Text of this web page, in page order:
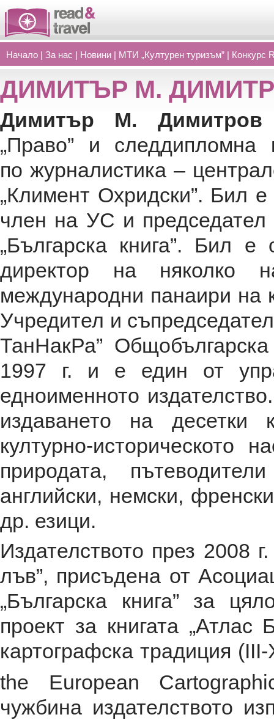
Начало | За нас | Новини | МТИ „Културен туризъм” | Конкурс
ДИМИТЪР М.
Димитър М.
„Право” и следдипломна
по журналистика –
„Климент Охридски”. Бил
член на УС и
„Българска книга”. Бил е
директор на няколко
международни панаири на
Учредител и
ТанНакРа”
1997 г. и е един от
едноименното
издаването на десетки
културно-историческото
природата,
английски, немски,
др. езици.
Издателството през 2008
лъв”, присъдена от
„Българска книга” за
проект за книгата „Атлас
картографска традиция
the European
чужбина издателството